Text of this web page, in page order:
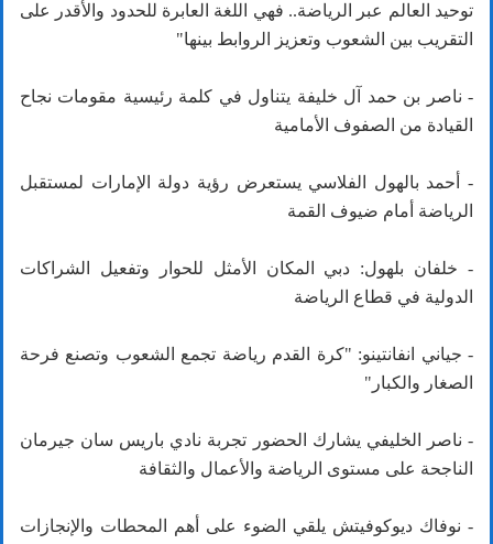
توحيد العالم عبر الرياضة.. فهي اللغة العابرة للحدود والأقدر على
التقريب بين الشعوب وتعزيز الروابط بينها"
- ناصر بن حمد آل خليفة يتناول في كلمة رئيسية مقومات نجاح
القيادة من الصفوف الأمامية
- أحمد بالهول الفلاسي يستعرض رؤية دولة الإمارات لمستقبل
الرياضة أمام ضيوف القمة
- خلفان بلهول: دبي المكان الأمثل للحوار وتفعيل الشراكات
الدولية في قطاع الرياضة
- جياني انفانتينو: "كرة القدم رياضة تجمع الشعوب وتصنع فرحة
الصغار والكبار"
- ناصر الخليفي يشارك الحضور تجربة نادي باريس سان جيرمان
الناجحة على مستوى الرياضة والأعمال والثقافة
- نوفاك ديوكوفيتش يلقي الضوء على أهم المحطات والإنجازات